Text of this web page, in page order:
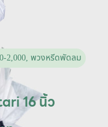
2,000, พวงหรีดพัดลม
16 นิ้ว